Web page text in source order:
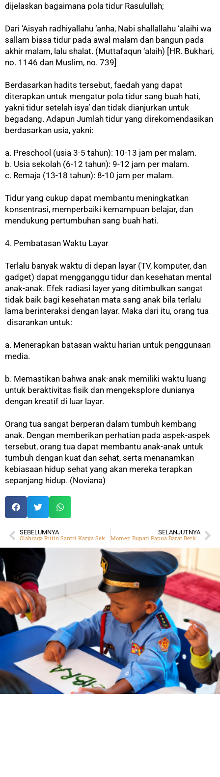
dijelaskan bagaimana pola tidur Rasulullah;
Dari ‘Aisyah radhiyallahu ‘anha, Nabi shallallahu ‘alaihi wa
sallam biasa tidur pada awal malam dan bangun pada
akhir malam, lalu shalat. (Muttafaqun ‘alaih) [HR. Bukhari,
no. 1146 dan Muslim, no. 739]
Berdasarkan hadits tersebut, faedah yang dapat
diterapkan untuk mengatur pola tidur sang buah hati,
yakni tidur setelah isya’ dan tidak dianjurkan untuk
begadang. Adapun Jumlah tidur yang direkomendasikan
berdasarkan usia, yakni:
a. Preschool (usia 3-5 tahun): 10-13 jam per malam.
b. Usia sekolah (6-12 tahun): 9-12 jam per malam.
c. Remaja (13-18 tahun): 8-10 jam per malam.
Tidur yang cukup dapat membantu meningkatkan
konsentrasi, memperbaiki kemampuan belajar, dan
mendukung pertumbuhan sang buah hati.
4. Pembatasan Waktu Layar
Terlalu banyak waktu di depan layar (TV, komputer, dan
gadget) dapat mengganggu tidur dan kesehatan mental
anak-anak. Efek radiasi layer yang ditimbulkan sangat
tidak baik bagi kesehatan mata sang anak bila terlalu
lama berinteraksi dengan layar. Maka dari itu, orang tua
disarankan untuk:
a. Menerapkan batasan waktu harian untuk penggunaan
media.
b. Memastikan bahwa anak-anak memiliki waktu luang
untuk beraktivitas fisik dan mengeksplore dunianya
dengan kreatif di luar layar.
Orang tua sangat berperan dalam tumbuh kembang
anak. Dengan memberikan perhatian pada aspek-aspek
tersebut, orang tua dapat membantu anak-anak untuk
tumbuh dengan kuat dan sehat, serta menanamkan
kebiasaan hidup sehat yang akan mereka terapkan
sepanjang hidup. (Noviana)
SEBELUMNYA
Olahraga Rutin Santri Karya Sekolah DT Indonesia
SELANJUTNYA
Momen Bupati Papua Barat Berkuda di Eco Pesantren 1 DT